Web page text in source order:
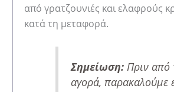
από γρατζουνιές και ελαφρούς
κατά τη μεταφορά.
Σημείωση:Πριν από
αγορά, παρακαλούμε